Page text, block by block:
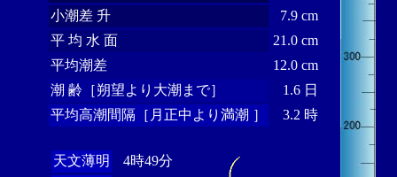
小潮差 升
7.9 cm
平 均 水 面
21.0 cm
平均潮差
12.0 cm
潮 齢［朔望より大潮まで］
1.6 日
平均高潮間隔［月正中より満潮 ］
3.2 時
天文薄明
4時49分